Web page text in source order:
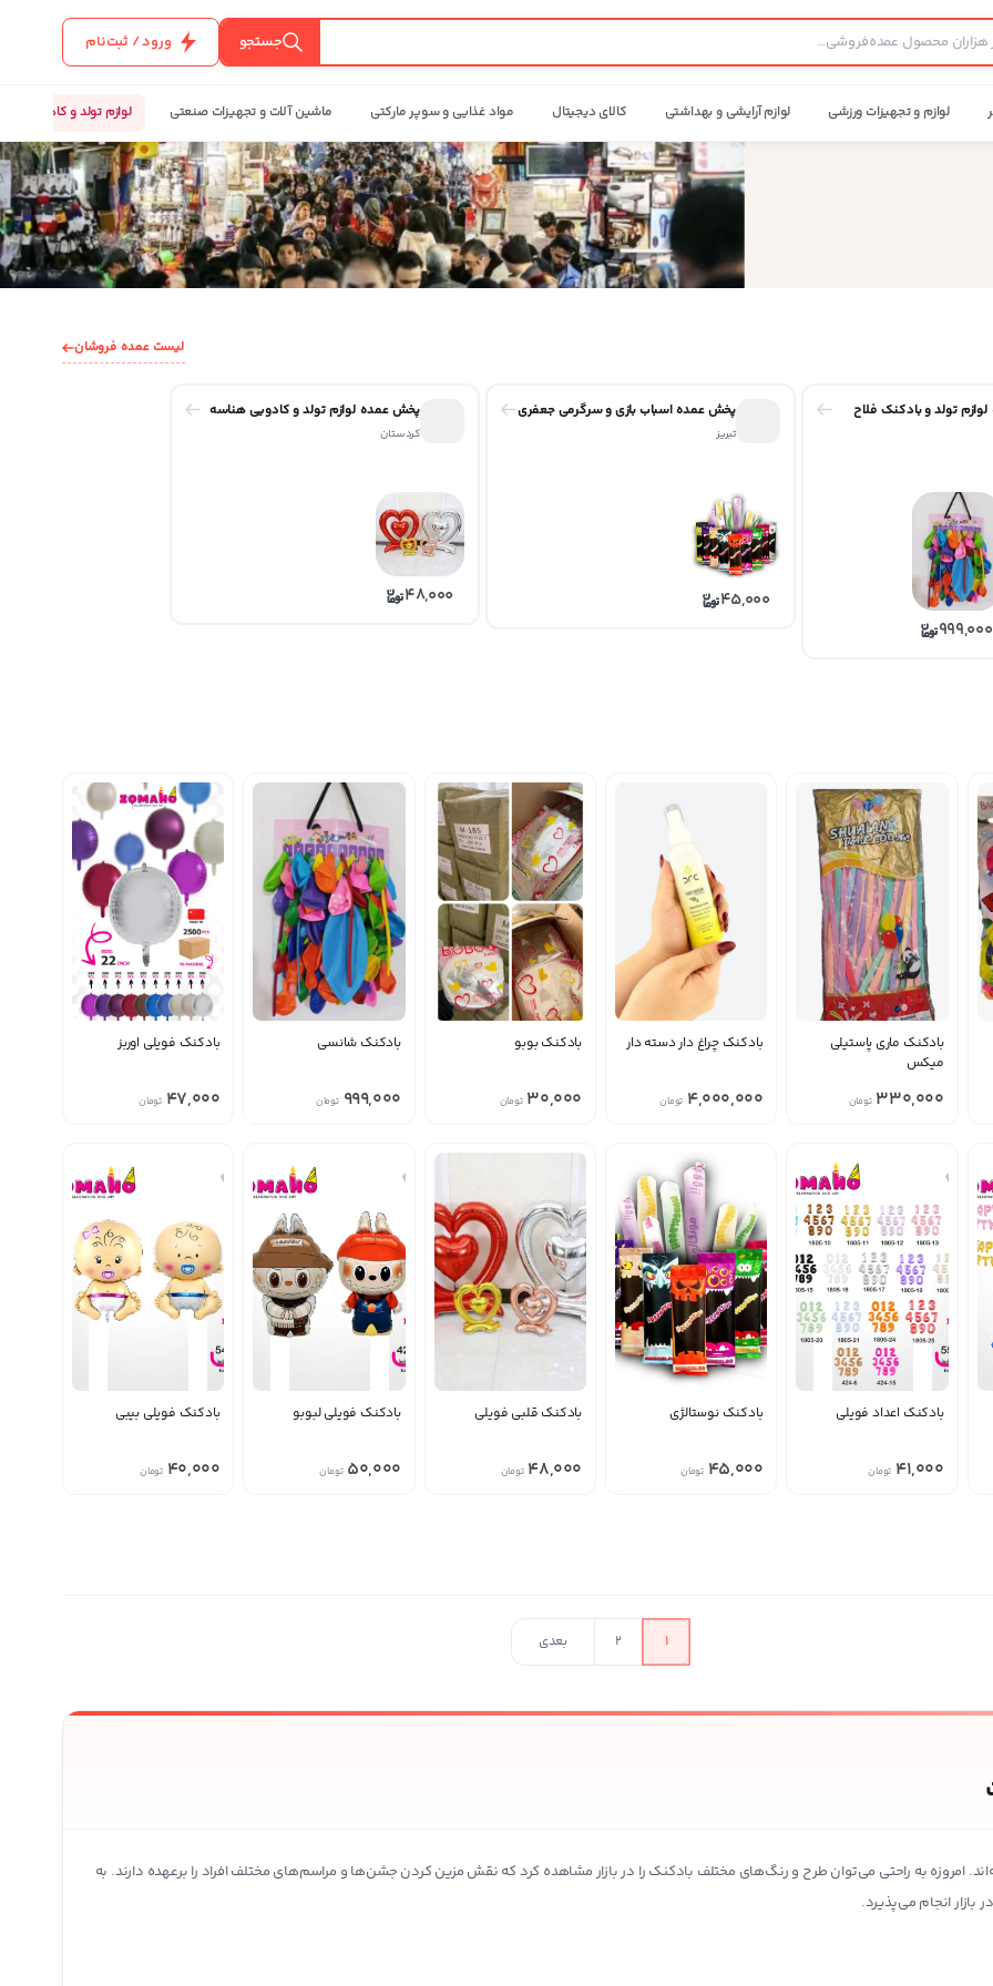
جستجو ورود / ثبت‌نام
لوازم و تجهیزات ورزشی لوازم آرایشی و بهداشتی کالای دیجیتال مواد غذایی و سوپر مارکتی ماشین آلات و تجهیزات صنعتی لوازم تولد و کادویی
لیست عمده فروشان
تولد و بادکنک فلاح
999,000
پخش عمده اسباب بازی و سرگرمی جعفری
تبریز
45,000
پخش عمده لوازم تولد و کادویی هناسه
کردستان
48,000
بادکنک ماری پاستیلی
میکس
330,000 تومان
بادکنک چراغ دار دسته دار
4,000,000 تومان
منقضی شده
بادکنک بوبو
30,000 تومان
بادکنک شانسی
999,000 تومان
منقضی شده
بادکنک فویلی اوربز
47,000 تومان
منقضی شده
بادکنک اعداد فویلی
41,000 تومان
بادکنک نوستالژی
45,000 تومان
بادکنک قلبی فویلی
48,000 تومان
منقضی شده
بادکنک فویلی لبوبو
50,000 تومان
منقضی شده
بادکنک فویلی بیبی
40,000 تومان
1
2 بعدی
امروزه به راحتی می‌توان طرح‌ و رنگ‌های مختلف بادکنک‌ را در بازار مشاهده کرد که نقش مزین کردن جشن‌ها و مراسم‌های مختلف افراد را برعهده دارند. به
انجام می‌پذیرد.